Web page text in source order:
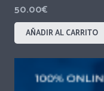
50.00€
AÑADIR AL CARRITO